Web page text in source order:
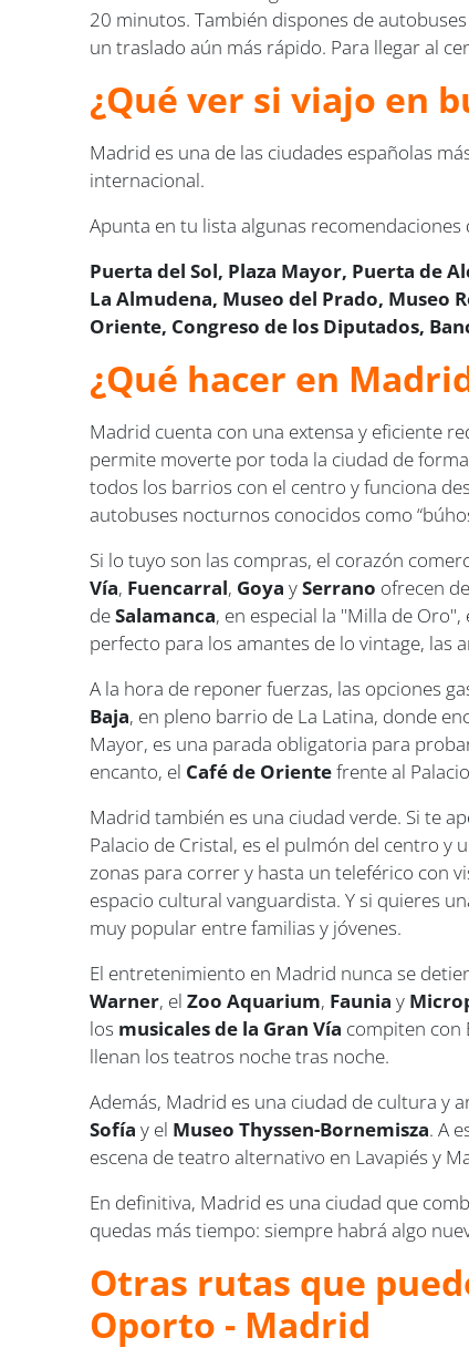
20 minutos. También dispones de
un traslado aún más rápido. Para llegar al
¿Qué ver si viajo en
Madrid es una de las ciudades españolas
internacional.
Apunta en tu lista algunas
Puerta del Sol, Plaza Mayor, Puerta de
La Almudena, Museo del Prado, Museo
Oriente, Congreso de los Diputados,
¿Qué hacer en
Madrid cuenta con una extensa y eficiente
permite moverte por toda la ciudad de
todos los barrios con el centro y funciona
autobuses nocturnos conocidos como
Si lo tuyo son las compras, el corazón
Vía, Fuencarral, Goya ySerrano ofrecen
deSalamanca, en especial la "Milla de
perfecto para los amantes de lo vintage, las
A la hora de reponer fuerzas, las opciones
Baja, en pleno barrio de La Latina, donde
Mayor, es una parada obligatoria para
encanto, el Café de Orientefrente al
Madrid también es una ciudad verde. Si te
Palacio de Cristal, es el pulmón del centro y
zonas para correr y hasta un teleférico con
espacio cultural vanguardista. Y si quieres
muy popular entre familias y jóvenes.
El entretenimiento en Madrid nunca se
Warner, elZoo Aquarium, Faunia y
los musicales de la Gran Vía compiten con
llenan los teatros noche tras noche.
Además, Madrid es una ciudad de cultura y
Sofía y el Museo Thyssen-Bornemisza. A
escena de teatro alternativo en Lavapiés y
En definitiva, Madrid es una ciudad que
quedas más tiempo: siempre habrá algo
Otras rutas que
Oporto - Madrid